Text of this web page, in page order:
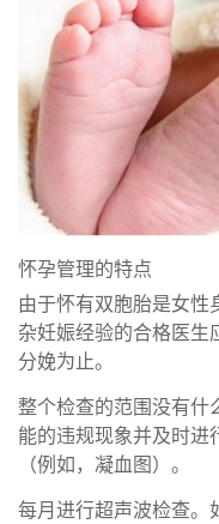
怀孕管理的特点
由于怀有双胞胎是女性
杂妊娠经验的合格医生
分娩为止。
整个检查的范围没有
能的违规现象并及时
（例如，凝血图）。
每月进行超声波检查。